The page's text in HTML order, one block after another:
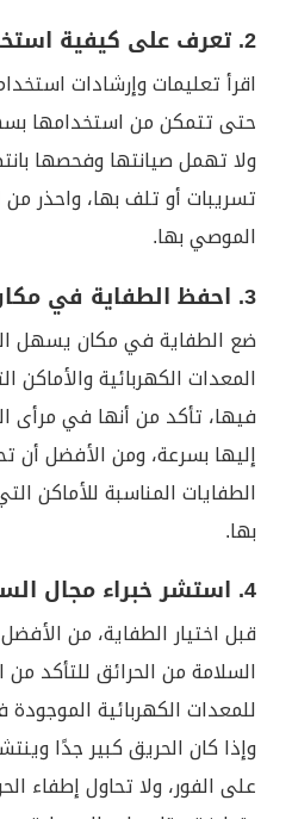
2. تعرف على كيفية استخدام الطفاية:
اقرأ تعليمات وإرشادات
حتى تتمكن من استخدامها
ولا تهمل صيانتها وفحصها
تسريبات أو تلف بها، واحذر
الموصي بها.
3. احفظ الطفاية في مكان مناسب:
ضع الطفاية في مكان يسهل
المعدات الكهربائية
فيها، تأكد من أنها في مرأى
إليها بسرعة، ومن الأفضل
الطفايات المناسبة للأماكن
بها.
4. استشر خبراء مجال السلامة:
قبل اختيار الطفاية، من
السلامة من الحرائق للتأكد من
للمعدات الكهربائية
وإذا كان الحريق كبير جدًا
على الفور، ولا تحاول إطفاء